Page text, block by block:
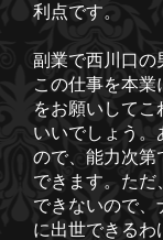
利点です。
副業で西川口の
この仕事を本業
をお願いしてこ
いいでしょう。
ので、能力次第
できます。ただ
できないので、
に出世できるわ